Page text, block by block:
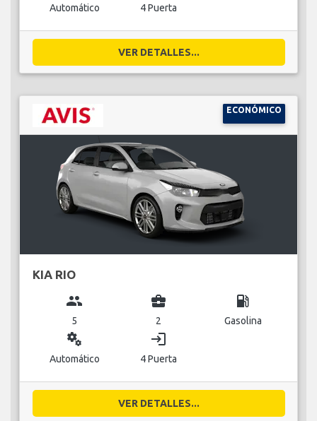
Automático 4 Puerta
VER DETALLES...
ECONÓMICO
KIA RIO
group
5
business_center
2
local_gas_station
Gasolina
miscellaneous_services
Automático
login
4 Puerta
VER DETALLES...